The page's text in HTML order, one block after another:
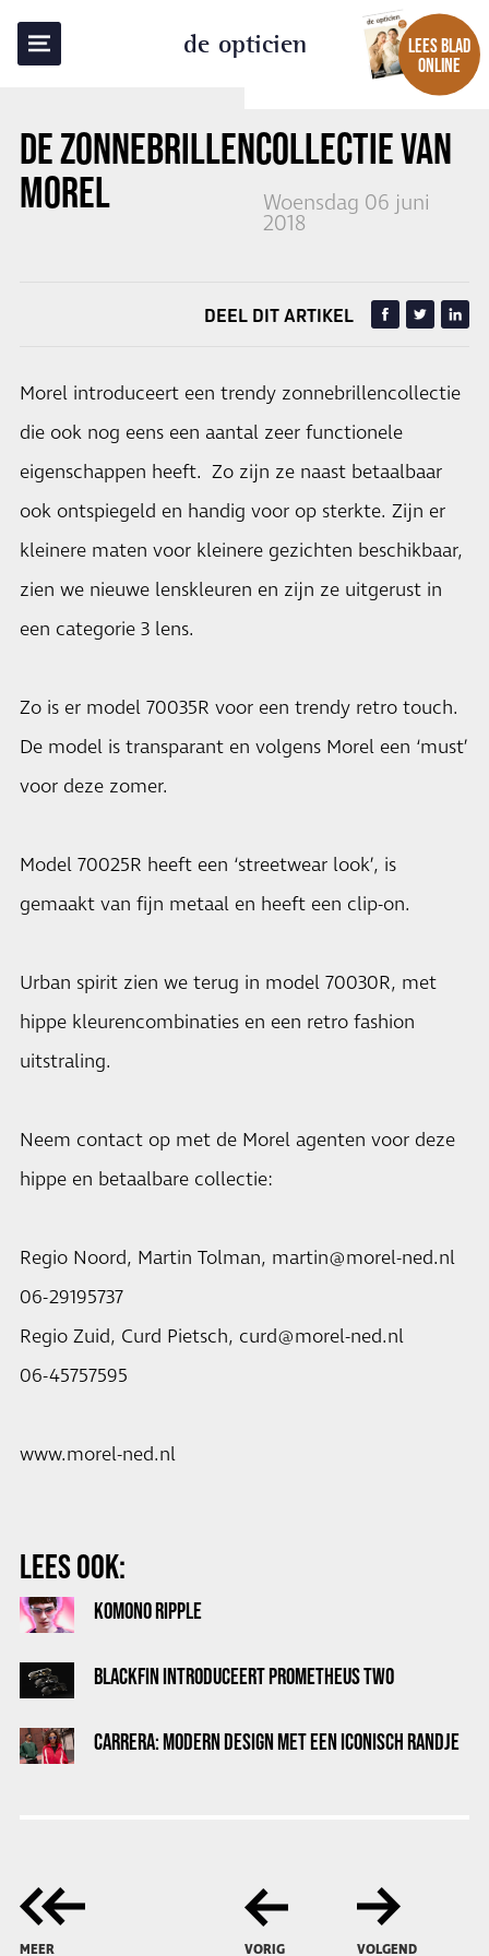
de opticien
LEES BLAD
ONLINE
DE ZONNEBRILLENCOLLECTIE VAN
MOREL
Woensdag 06 juni
2018
TERUG NAAR OVERZICHT
DEEL DIT ARTIKEL
Morel introduceert een trendy zonnebrillencollectie
die ook nog eens een aantal zeer functionele
eigenschappen heeft. Zo zijn ze naast betaalbaar
ook ontspiegeld en handig voor op sterkte. Zijn er
kleinere maten voor kleinere gezichten beschikbaar,
zien we nieuwe lenskleuren en zijn ze uitgerust in
een categorie 3 lens.
Zo is er model 70035R voor een trendy retro touch.
De model is transparant en volgens Morel een ‘must’
voor deze zomer.
Model 70025R heeft een ‘streetwear look’, is
gemaakt van fijn metaal en heeft een clip-on.
Urban spirit zien we terug in model 70030R, met
hippe kleurencombinaties en een retro fashion
uitstraling.
Neem contact op met de Morel agenten voor deze
hippe en betaalbare collectie:
Regio Noord, Martin Tolman, martin@morel-ned.nl
06-29195737
Regio Zuid, Curd Pietsch, curd@morel-ned.nl
06-45757595
www.morel-ned.nl
LEES OOK:
KOMONO RIPPLE
BLACKFIN INTRODUCEERT PROMETHEUS TWO
CARRERA: MODERN DESIGN MET EEN ICONISCH RANDJE
MEER VORIG VOLGEND